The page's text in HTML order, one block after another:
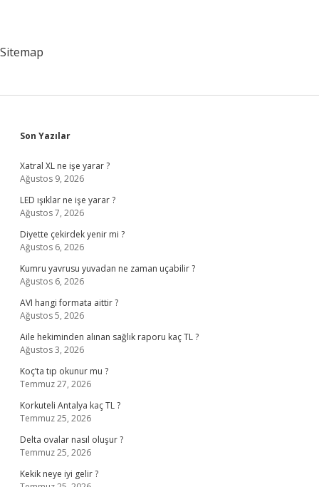
Sitemap
Sidebar
Son Yazılar
Xatral XL ne işe yarar ?
Ağustos 9, 2026
LED ışıklar ne işe yarar ?
Ağustos 7, 2026
Diyette çekirdek yenir mi ?
Ağustos 6, 2026
Kumru yavrusu yuvadan ne zaman uçabilir ?
Ağustos 6, 2026
AVI hangi formata aittir ?
Ağustos 5, 2026
Aile hekiminden alınan sağlık raporu kaç TL ?
Ağustos 3, 2026
Koç’ta tıp okunur mu ?
Temmuz 27, 2026
Korkuteli Antalya kaç TL ?
Temmuz 25, 2026
Delta ovalar nasıl oluşur ?
Temmuz 25, 2026
Kekik neye iyi gelir ?